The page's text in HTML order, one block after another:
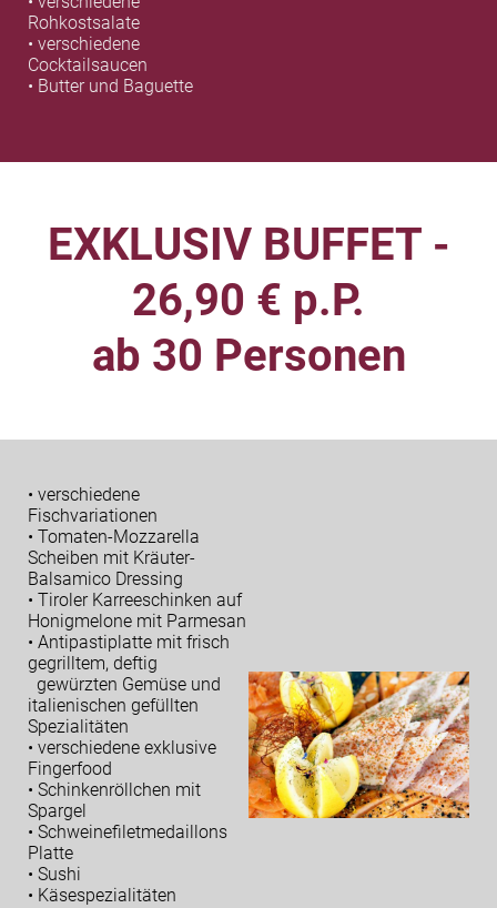
Rohkostsalate
• verschiedene
Cocktailsaucen
• Butter und Baguette
EXKLUSIV BUFFET -
26,90 € p.P.
ab 30 Personen
• verschiedene
Fischvariationen
• Tomaten-Mozzarella
Scheiben mit Kräuter-
Balsamico Dressing
• Tiroler Karreeschinken auf
Honigmelone mit Parmesan
• Antipastiplatte mit frisch
gegrilltem, deftig
gewürzten Gemüse und
italienischen gefüllten
Spezialitäten
• verschiedene exklusive
Fingerfood
• Schinkenröllchen mit
Spargel
• Schweinefiletmedaillons
Platte
• Sushi
• Käsespezialitäten